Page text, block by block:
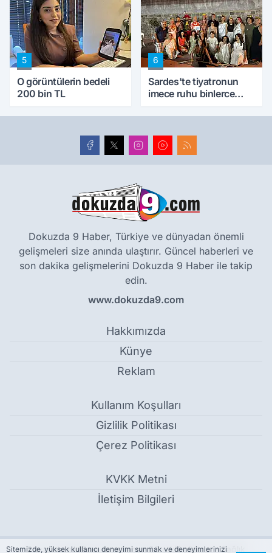
5
O görüntülerin bedeli
200 bin TL
6
Sardes'te tiyatronun
imece ruhu binlerce
Dokuzda 9 Haber, Türkiye ve dünyadan önemli
gelişmeleri size anında ulaştırır. Güncel haberleri ve
son dakika gelişmelerini Dokuzda 9 Haber ile takip
edin.
www.dokuzda9.com
Hakkımızda
Künye
Reklam
Kullanım Koşulları
Gizlilik Politikası
Çerez Politikası
KVKK Metni
İletişim Bilgileri
Burun tıkanıklığına savaş açan 20 etkili yöntem - Sağlık
Sitemizde, yüksek kullanıcı deneyimi sunmak ve deneyimlerinizi